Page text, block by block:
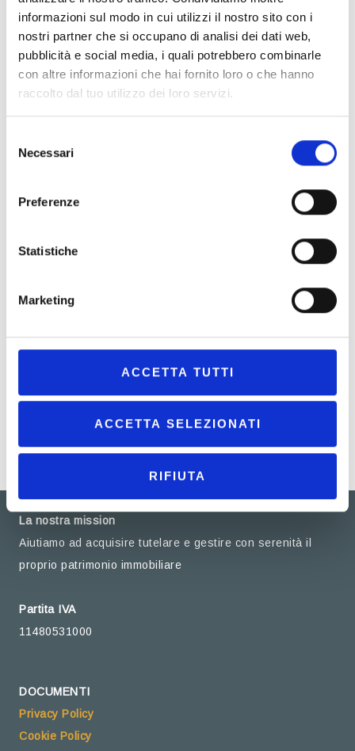
informazioni sul modo in cui utilizzi il nostro sito con i
nostri partner che si occupano di analisi dei dati web,
pubblicità e social media, i quali potrebbero combinarle
con altre informazioni che hai fornito loro o che hanno
raccolto dal tuo utilizzo dei loro servizi.
delNecessari
Preferenze
Statistiche
Marketing
ACCETTA TUTTI
ACCETTA SELEZIONATI
RIFIUTA
La successione per causa di morte: tempi,
effetti giuridici e documentazione
CERCA
La nostra mission
Aiutiamo ad acquisire tutelare e gestire con serenità il
proprio patrimonio immobiliare
Partita IVA
11480531000
DOCUMENTI
Privacy Policy
Cookie Policy